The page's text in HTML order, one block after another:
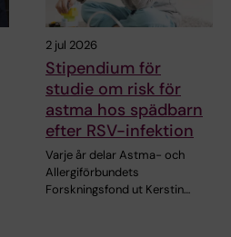
2 jul 2026
Stipendium för
studie om risk för
astma hos spädbarn
efter RSV-infektion
Varje år delar Astma- och
Allergiförbundets
Forskningsfond ut Kerstin…